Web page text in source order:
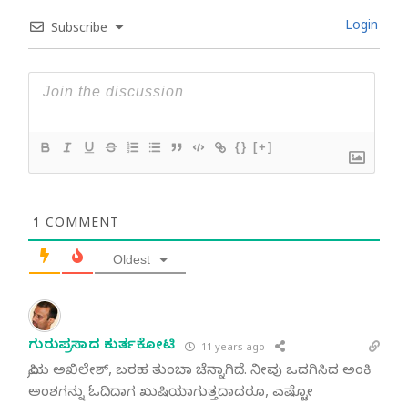
Subscribe Login
{} [+]
1 COMMENT
Oldest
ಗುರುಪ್ರಸಾದ ಕುರ್ತಕೋಟಿ 11 years ago
ಪ್ರಿಯ ಅಖಿಲೇಶ್, ಬರಹ ತುಂಬಾ ಚೆನ್ನಾಗಿದೆ. ನೀವು ಒದಗಿಸಿದ ಅಂಕಿ
ಅಂಶಗನ್ನು ಓದಿದಾಗ ಖುಷಿಯಾಗುತ್ತದಾದರೂ, ಎಷ್ಟೋ